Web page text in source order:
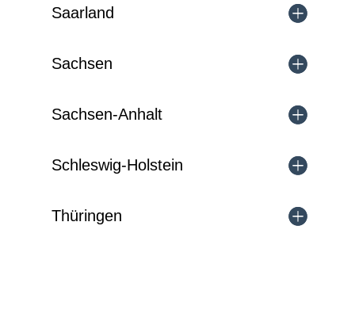
Saarland
Sachsen
Sachsen-Anhalt
Schleswig-Holstein
Thüringen